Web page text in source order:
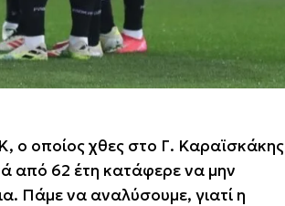
ο οποίος χθες στο Γ. Καραϊσκάκης
από 62 έτη κατάφερε να μην
Πάμε να αναλύσουμε, γιατί η